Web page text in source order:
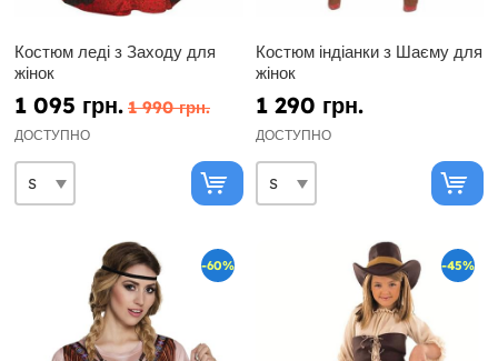
Костюм леді з Заходу для
жінок
1 095 грн. 1 990 грн.
ДОСТУПНО
Костюм індіанки з Шаєму для
жінок
1 290 грн.
ДОСТУПНО
-60% -45%